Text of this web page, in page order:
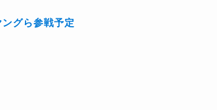
グら参戦予定